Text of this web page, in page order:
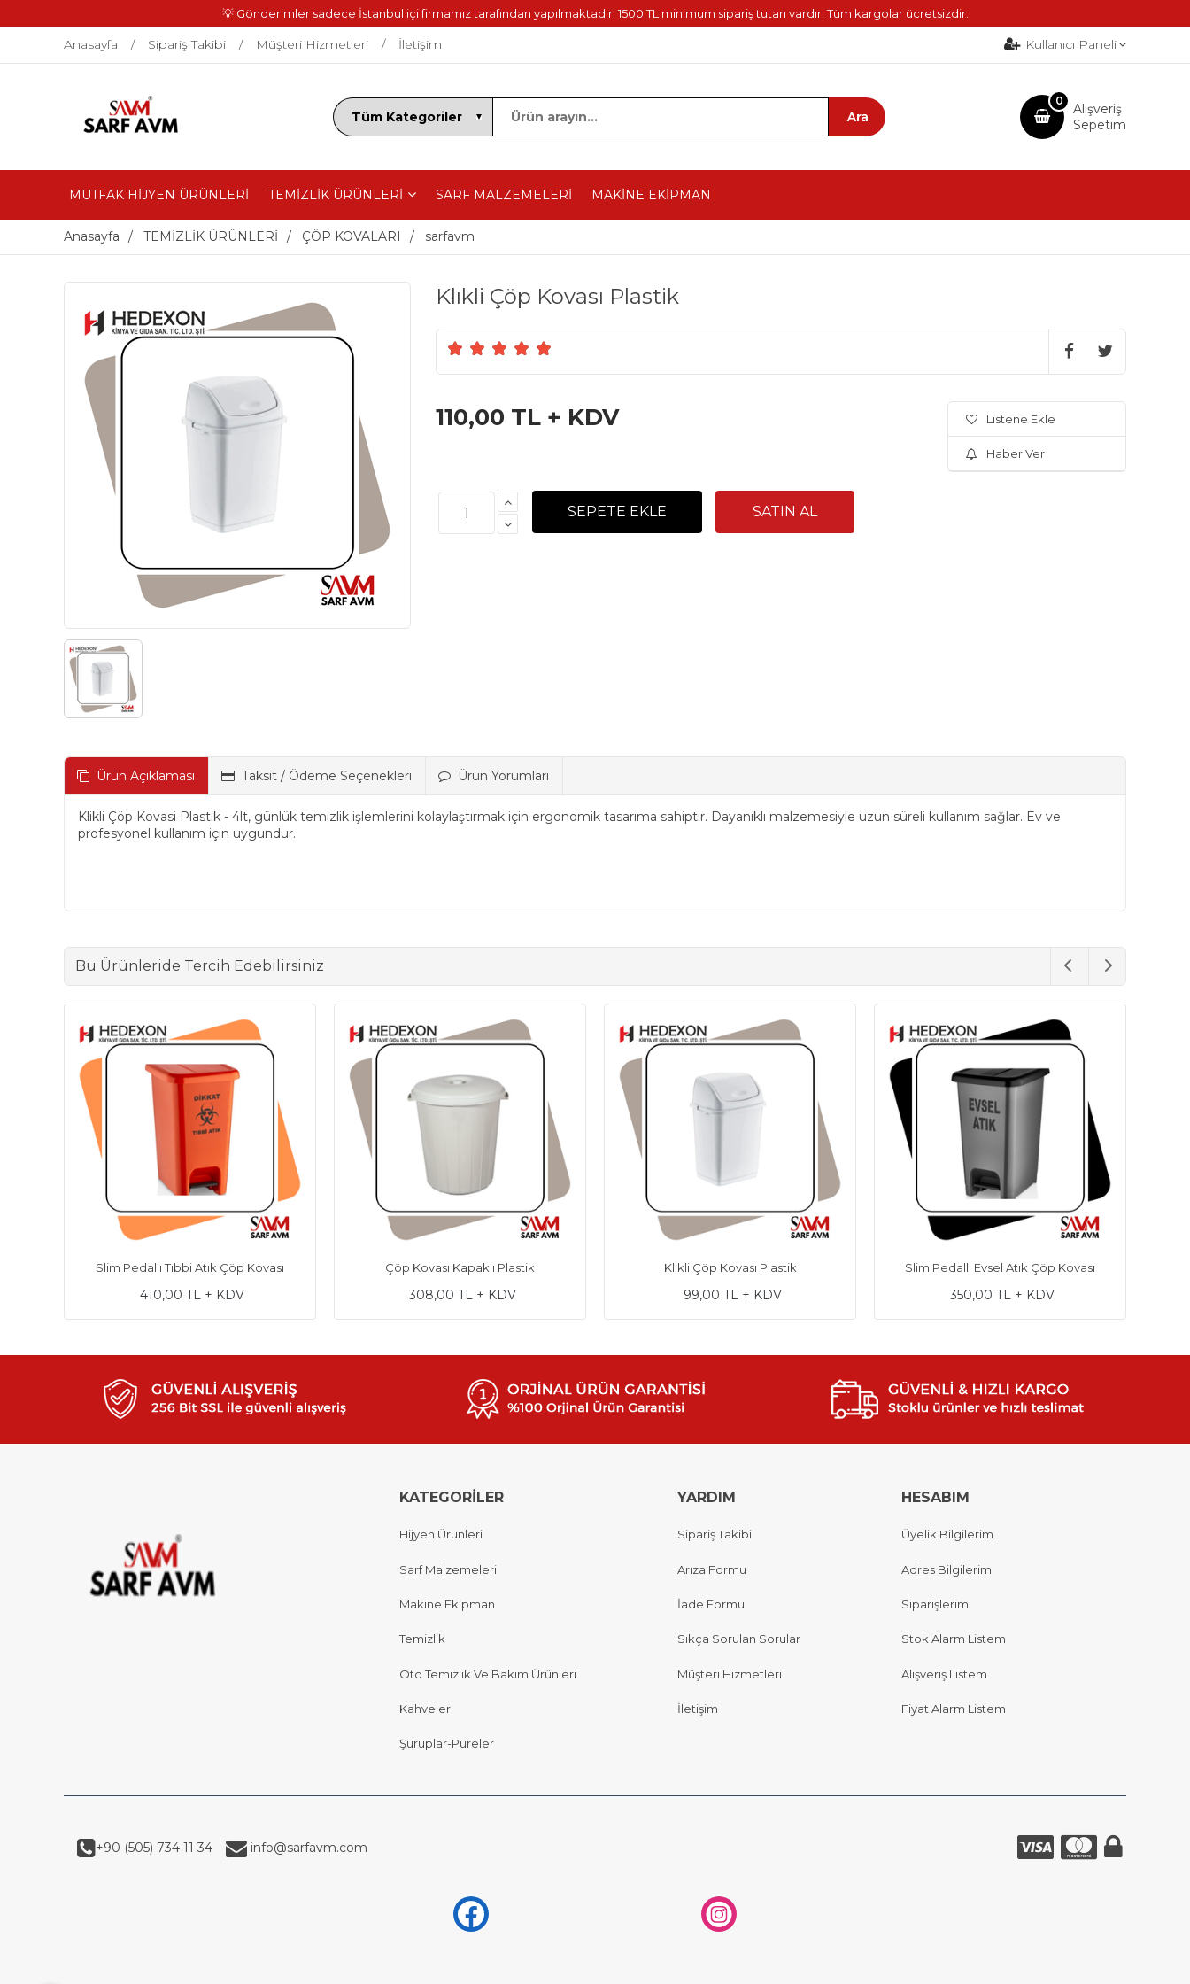
💡 Gönderimler sadece İstanbul içi firmamız tarafından yapılmaktadır. 1500 TL minimum sipariş tutarı vardır. Tüm kargolar ücretsizdir.
Anasayfa Sipariş Takibi Müşteri Hizmetleri İletişim Kullanıcı Paneli
Alışveriş
Sepetim
0
MUTFAK HİJYEN ÜRÜNLERİ TEMİZLİK ÜRÜNLERİ SARF MALZEMELERİ MAKİNE EKİPMAN
Anasayfa TEMİZLİK ÜRÜNLERİ ÇÖP KOVALARI sarfavm
Klıkli Çöp Kovası Plastik
110,00 TL + KDV Listene Ekle
Haber Ver
Ürün Açıklaması Taksit / Ödeme Seçenekleri Ürün Yorumları
Klikli Çöp Kovasi Plastik - 4lt, günlük temizlik işlemlerini kolaylaştırmak için ergonomik tasarıma sahiptir. Dayanıklı malzemesiyle uzun süreli kullanım sağlar. Ev ve
profesyonel kullanım için uygundur.
Bu Ürünleride Tercih Edebilirsiniz
Slim Pedallı Tıbbi Atık Çöp Kovası
410,00 TL + KDV
Çöp Kovası Kapaklı Plastik
308,00 TL + KDV
Klıkli Çöp Kovası Plastik
99,00 TL + KDV
Slim Pedallı Evsel Atık Çöp Kovası
350,00 TL + KDV
KATEGORİLER
Hijyen Ürünleri
Sarf Malzemeleri
Makine Ekipman
Temizlik
Oto Temizlik Ve Bakım Ürünleri
Kahveler
Şuruplar-Püreler
YARDIM
Sipariş Takibi
Arıza Formu
İade Formu
Sıkça Sorulan Sorular
Müşteri Hizmetleri
İletişim
HESABIM
Üyelik Bilgilerim
Adres Bilgilerim
Siparişlerim
Stok Alarm Listem
Alışveriş Listem
Fiyat Alarm Listem
+90 (505) 734 11 34 info@sarfavm.com